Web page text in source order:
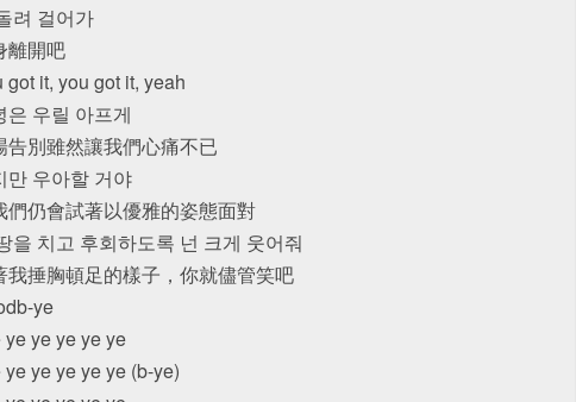
려 걸어가
離開吧
got it, you got it, yeah
은 우릴 아프게
告別雖然讓我們心痛不已
만 우아할 거야
們仍會試著以優雅的姿態面對
을 치고 후회하도록 넌 크게 웃어줘
我捶胸頓足的樣子，你就儘管笑吧
ye
ye ye ye ye ye
ye ye ye ye ye (b-ye)